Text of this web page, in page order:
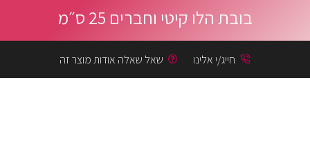
בובת הלו קיטי וחברים 25 ס״מ
חייג/י אלינו שאל שאלה אודות מוצר זה